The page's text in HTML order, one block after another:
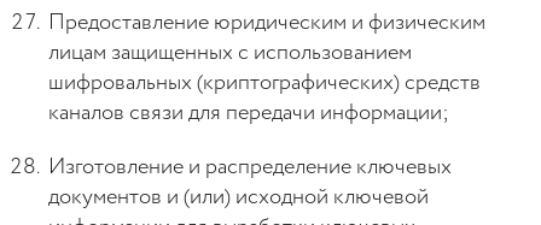
Предоставление юридическим и физическим
лицам защищенных с использованием
шифровальных (криптографических) средств
каналов связи для передачи информации;
Изготовление и распределение ключевых
документов и (или) исходной ключевой